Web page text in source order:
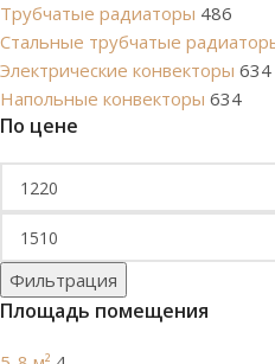
Трубчатые радиаторы 486
Cтальные трубчатые
Электрические конвекторы 634
Напольные конвекторы 634
По цене
Фильтрация
Площадь помещения